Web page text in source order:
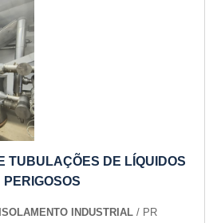
TUBULAÇÕES DE LÍQUIDOS
PERIGOSOS
INDUSTRIAL/ PR